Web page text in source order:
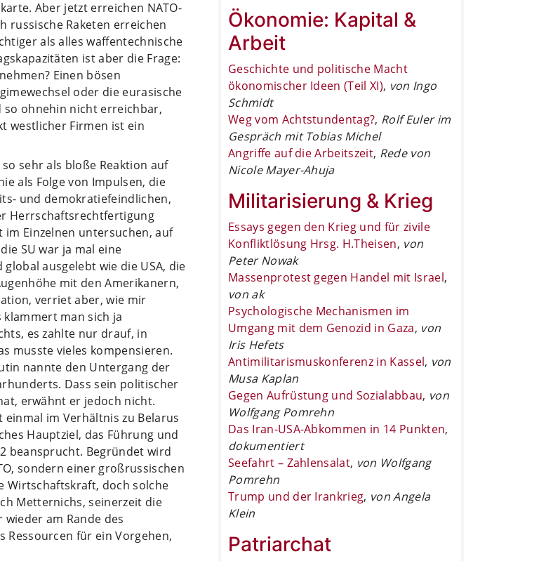
Aber jetzt erreichen NATO-
russische Raketen erreichen
als alles waffentechnische
ist aber die Frage:
Einen bösen
oder die eurasische
so ohnehin nicht erreichbar,
westlicher Firmen ist ein
sehr als bloße Reaktion auf
als Folge von Impulsen, die
und demokratiefeindlichen,
Herrschaftsrechtfertigung
im Einzelnen untersuchen, auf
SU war ja mal eine
ausgelebt wie die USA, die
mit den Amerikanern,
verriet aber, wie mir
man sich ja
es zahlte nur drauf, in
musste vieles kompensieren.
nannte den Untergang der
Dass sein politischer
erwähnt er jedoch nicht.
im Verhältnis zu Belarus
Hauptziel, das Führung und
beansprucht. Begründet wird
sondern einer großrussischen
Wirtschaftskraft, doch solche
Metternichs, seinerzeit die
am Rande des
Ressourcen für ein Vorgehen,
Ökonomie: Kapital &
Arbeit
Geschichte und politische Macht
ökonomischer Ideen (Teil XI), von Ingo
Schmidt
Weg vom Achtstundentag?, Rolf Euler im
Gespräch mit Tobias Michel
Angriffe auf die Arbeitszeit, Rede von
Nicole Mayer-Ahuja
Militarisierung & Krieg
Essays gegen den Krieg und für zivile
Konfliktlösung Hrsg. H.Theisen, von
Peter Nowak
Massenprotest gegen Handel mit Israel,
von ak
Psychologische Mechanismen im
Umgang mit dem Genozid in Gaza, von
Iris Hefets
Antimilitarismuskonferenz in Kassel, von
Musa Kaplan
Gegen Aufrüstung und Sozialabbau, von
Wolfgang Pomrehn
Das Iran-USA-Abkommen in 14 Punkten,
dokumentiert
Seefahrt – Zahlensalat, von Wolfgang
Pomrehn
Trump und der Irankrieg, von Angela
Klein
Patriarchat